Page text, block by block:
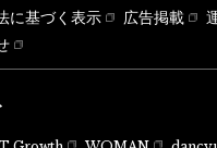
に基づく表示
広告掲載